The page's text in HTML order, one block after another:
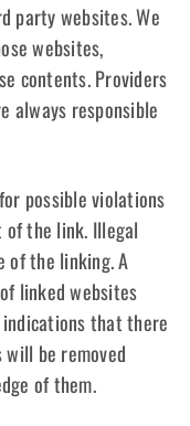
party websites. We
websites,
contents. Providers
always responsible
possible violations
the link. Illegal
of the linking. A
linked websites
that there
be removed
of them.